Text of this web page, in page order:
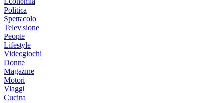
Politica
Spettacolo
Televisione
People
Lifestyle
Videogiochi
Donne
Magazine
Motori
Viaggi
Cucina